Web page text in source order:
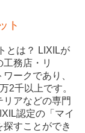
ト
とは？ LIXILが
務店・リ
ークであり、
2千以上です。
リアなどの専門
認定の「マイ
すことができ